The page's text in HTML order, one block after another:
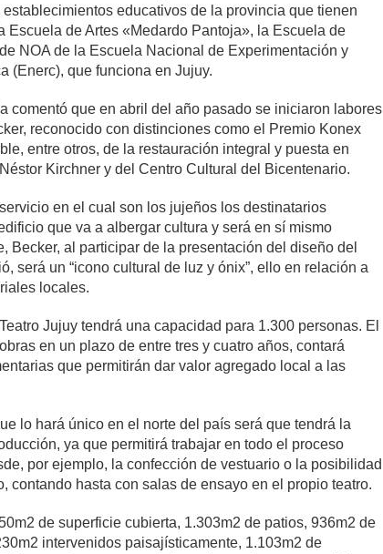
educativos de la provincia que tienen
Escuela de Artes «Medardo Pantoja», la Escuela de
NOA de la Escuela Nacional de Experimentación y
(Enerc), que funciona en Jujuy.
comentó que en abril del año pasado se iniciaron labores
reconocido con distinciones como el Premio Konex
entre otros, de la restauración integral y puesta en
Kirchner y del Centro Cultural del Bicentenario.
en el cual son los jujeños los destinatarios
que va a albergar cultura y será en sí mismo
Becker, al participar de la presentación del diseño del
será un “icono cultural de luz y ónix”, ello en relación a
locales.
Jujuy tendrá una capacidad para 1.300 personas. El
en un plazo de entre tres y cuatro años, contará
que permitirán dar valor agregado local a las
lo hará único en el norte del país será que tendrá la
ya que permitirá trabajar en todo el proceso
por ejemplo, la confección de vestuario o la posibilidad
contando hasta con salas de ensayo en el propio teatro.
de superficie cubierta, 1.303m2 de patios, 936m2 de
intervenidos paisajísticamente, 1.103m2 de